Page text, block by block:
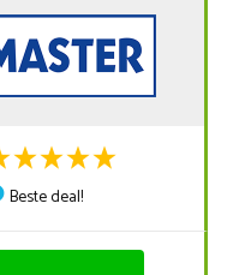
Beste deal!